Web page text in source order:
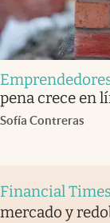
pena crece en
Sofía Contreras
Financial Times
mercado y